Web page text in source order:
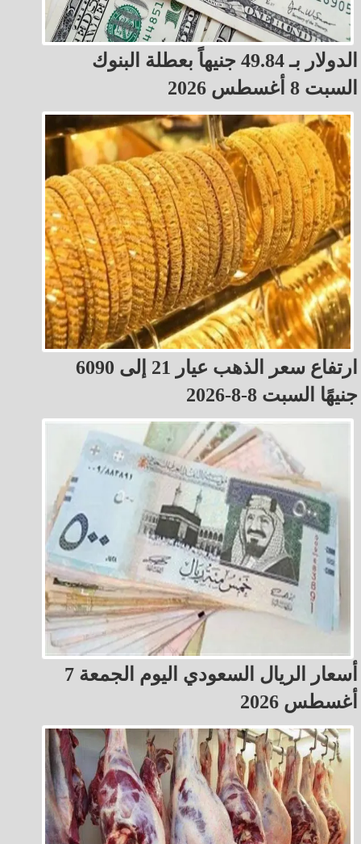
الدولار بـ 49.84 جنيهاً بعطلة البنوك
السبت 8 أغسطس 2026
ارتفاع سعر الذهب عيار 21 إلى 6090
جنيهًا السبت 8-8-2026
أسعار الريال السعودي اليوم الجمعة 7
أغسطس 2026